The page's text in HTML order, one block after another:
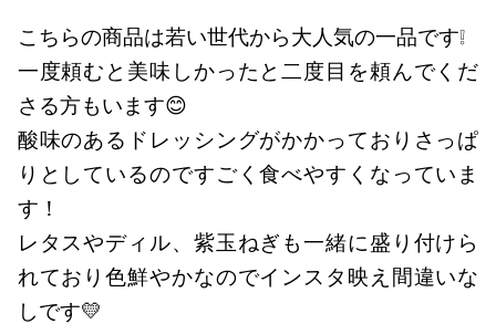
こちらの商品は若い世代から大人気の一品です❕
一度頼むと美味しかったと二度目を頼んでくだ
さる方もいます😊
酸味のあるドレッシングがかかっておりさっぱ
りとしているのですごく食べやすくなっていま
す！
レタスやディル、紫玉ねぎも一緒に盛り付けら
れており色鮮やかなのでインスタ映え間違いな
しです💛